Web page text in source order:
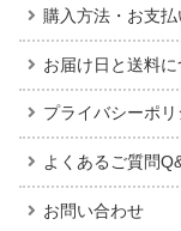
購入方法・お支払
お届け日と送料に
プライバシーポリ
よくあるご質問
お問い合わせ